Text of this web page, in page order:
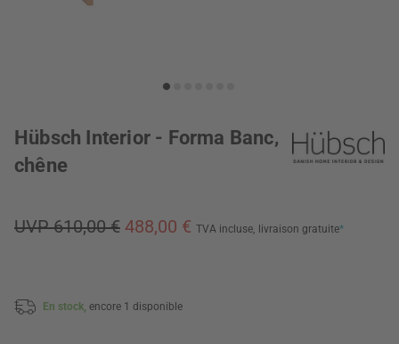
Hübsch Interior - Forma Banc,
chêne
UVP 610,00 € 488,00 € TVA incluse, livraison gratuite*
En stock, encore 1 disponible